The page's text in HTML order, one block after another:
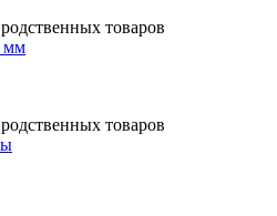
товаров
мм
товаров